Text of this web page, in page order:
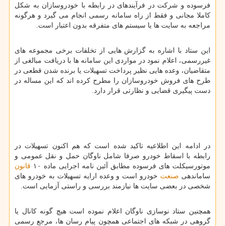
فرسوده و شرکت در فرآیندهای در رابطه با خودروسازان به شکل
کاملا مجانی و فقط از راه سامانه رسمی انجام می گیرد و هرگونه
مراجعه به سایت ها یا سیستم های متفرقه بدون اعتبار است.
این ستاد با اشاره به گزارش هایی از تخلفات برخی مجموعه های
غیررسمی، اعلام نمود در مواردی این سامانه ها با دریافت مبالغی از
متقاضیان، وعده هایی نظیر پرداخت تسهیلات یا برنده شدن قطعی در
طرح های فروش خودروسازان را مطرح کرده اند که این مساله در
دست پیگیری قضایی و نظارتی قرار دارد.
در ادامه این اطلاعیه تاکید شده است که هم اکنون تسهیلات در
رابطه با اسقاط خودرو صرفا شامل ناوگان حمل و نقل عمومی و
موتورسیکلت های فرسوده مطابق آئین نامه اجرایی ماده ۱۰
قانون
ساماندهی صنعت خودرو است و وعده ارایه تسهیلات به خودرو های
شخصی در بعضی سایت ها نیازمند بررسی و راستی آزمایی است.
همچنین ستاد نوسازی ناوگان اعلام نموده است هیچ گونه کانال یا
گروهی در شبکه های اجتماعی همچون پیام رسان ها، مرجع رسمی